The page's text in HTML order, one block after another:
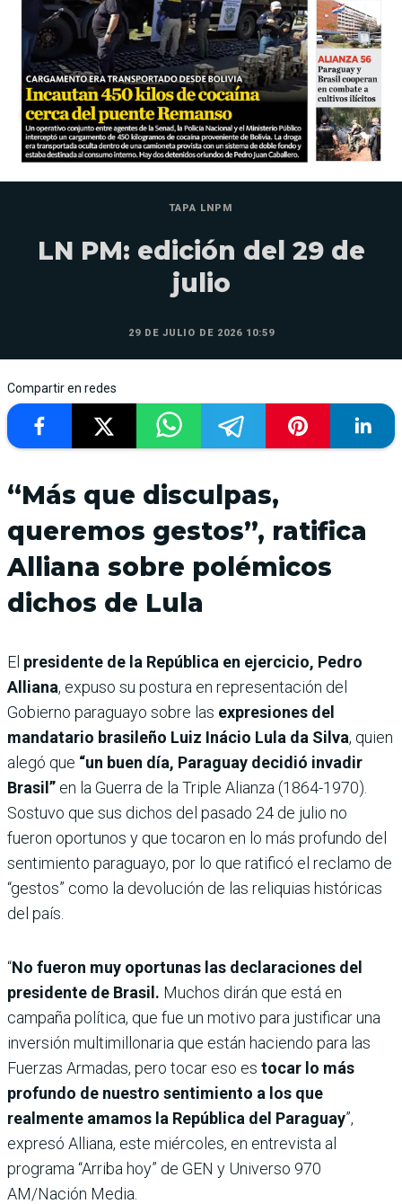
TAPA LNPM
LN PM: edición del 29 de
julio
29 DE JULIO DE 2026 10:59
Compartir en redes
“Más que disculpas,
queremos gestos”, ratifica
Alliana sobre polémicos
dichos de Lula
El presidente de la República en ejercicio, Pedro
Alliana, expuso su postura en representación del
Gobierno paraguayo sobre las expresiones del
mandatario brasileño Luiz Inácio Lula da Silva, quien
alegó que “un buen día, Paraguay decidió invadir
Brasil” en la Guerra de la Triple Alianza (1864-1970).
Sostuvo que sus dichos del pasado 24 de julio no
fueron oportunos y que tocaron en lo más profundo del
sentimiento paraguayo, por lo que ratificó el reclamo de
“gestos” como la devolución de las reliquias históricas
del país.
“No fueron muy oportunas las declaraciones del
presidente de Brasil. Muchos dirán que está en
campaña política, que fue un motivo para justificar una
inversión multimillonaria que están haciendo para las
Fuerzas Armadas, pero tocar eso es tocar lo más
profundo de nuestro sentimiento a los que
realmente amamos la República del Paraguay”,
expresó Alliana, este miércoles, en entrevista al
programa “Arriba hoy” de GEN y Universo 970
AM/Nación Media.